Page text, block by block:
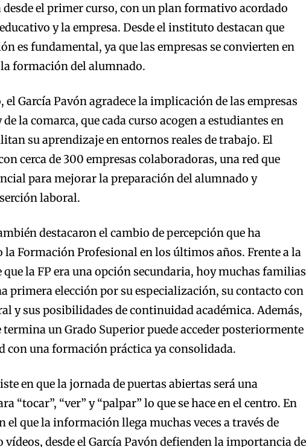
desde el primer curso, con un plan formativo acordado
y la empresa. Desde el instituto destacan que
es fundamental, ya que las empresas se convierten en
formación del alumnado.
el García Pavón agradece la implicación de las empresas
la comarca, que cada curso acogen a estudiantes en
su aprendizaje en entornos reales de trabajo. El
cerca de 300 empresas colaboradoras, una red que
para mejorar la preparación del alumnado y
laboral.
destacaron el cambio de percepción que ha
Formación Profesional en los últimos años. Frente a la
que la FP era una opción secundaria, hoy muchas familias
primera elección por su especialización, su contacto con
y sus posibilidades de continuidad académica. Además,
un Grado Superior puede acceder posteriormente
con una formación práctica ya consolidada.
en que la jornada de puertas abiertas será una
“tocar”, “ver” y “palpar” lo que se hace en el centro. En
el que la información llega muchas veces a través de
vídeos, desde el García Pavón defienden la importancia de